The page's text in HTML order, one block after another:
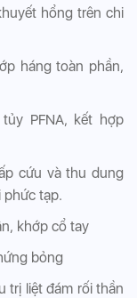
hổng trên chi
háng toàn phần,
PFNA, kết hợp
cứu và thu dung
phức tạp.
khớp cổ tay
bỏng
trị liệt đám rối thần